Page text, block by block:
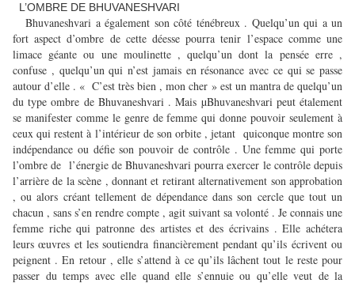
L’OMBRE DE BHUVANESHVARI
Bhuvaneshvari a également son côté ténébreux . Quelqu’un qui a un
fort aspect d’ombre de cette déesse pourra tenir l’espace comme une
limace géante ou une moulinette , quelqu’un dont la pensée erre ,
confuse , quelqu’un qui n’est jamais en résonance avec ce qui se passe
autour d’elle . « C’est très bien , mon cher » est un mantra de quelqu’un
du type ombre de Bhuvaneshvari . Mais µBhuvaneshvari peut étalement
se manifester comme le genre de femme qui donne pouvoir seulement à
ceux qui restent à l’intérieur de son orbite , jetant quiconque montre son
indépendance ou défie son pouvoir de contrôle . Une femme qui porte
l’ombre de l’énergie de Bhuvaneshvari pourra exercer le contrôle depuis
l’arrière de la scène , donnant et retirant alternativement son approbation
, ou alors créant tellement de dépendance dans son cercle que tout un
chacun , sans s’en rendre compte , agit suivant sa volonté . Je connais une
femme riche qui patronne des artistes et des écrivains . Elle achétera
leurs œuvres et les soutiendra financièrement pendant qu’ils écrivent ou
peignent . En retour , elle s’attend à ce qu’ils lâchent tout le reste pour
passer du temps avec elle quand elle s’ennuie ou qu’elle veut de la